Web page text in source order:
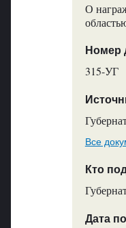
О
Номер
315-УГ
Все
Кто
Дата